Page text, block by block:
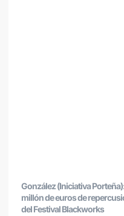
González (Iniciativa
millón de euros de
del Festival Blackworks